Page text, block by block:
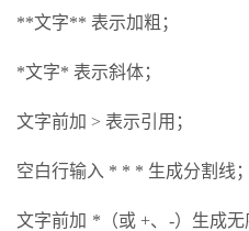
**文字** 表示加粗；
*文字* 表示斜体；
文字前加 > 表示引用；
空白行输入 * * * 生成分割线；
文字前加 *（或 +、-）生成